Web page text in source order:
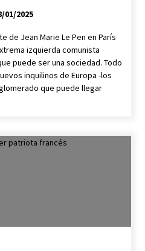
01/2025
de Jean Marie Le Pen en París
izquierda comunista
puede ser una sociedad. Todo
inquilinos de Europa -los
que puede llegar